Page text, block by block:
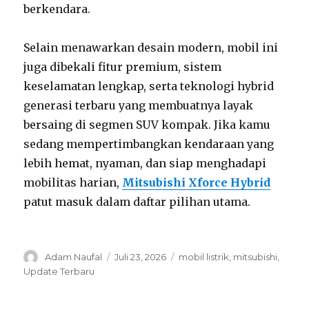
berkendara.
Selain menawarkan desain modern, mobil ini
juga dibekali fitur premium, sistem
keselamatan lengkap, serta teknologi hybrid
generasi terbaru yang membuatnya layak
bersaing di segmen SUV kompak. Jika kamu
sedang mempertimbangkan kendaraan yang
lebih hemat, nyaman, dan siap menghadapi
mobilitas harian, Mitsubishi Xforce Hybrid
patut masuk dalam daftar pilihan utama.
Author
Adam Naufal
Posted
Juli 23, 2026 Categories
mobil listrik mitsubishi
Update Terbaru